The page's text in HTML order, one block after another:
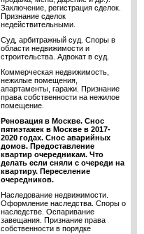
Заключение, регистрация сделок.
Признание сделок
недействительными.
Суд, арбитражный суд. Споры в
области недвижимости и
строительства. Адвокат в суд.
Коммерческая недвижимость,
нежилые помещения,
апартаменты, гаражи. Признание
права собственности на нежилое
помещение.
Реновация в Москве. Снос
пятиэтажек в Москве в 2017-
2020 годах. Снос аварийных
домов. Предоставление
квартир очередникам. Что
делать если сняли с очереди на
квартиру. Переселение
очередников.
Наследование недвижимости.
Оформление наследства. Споры о
наследстве. Оспаривание
завещания. Признание права
собственности в порядке